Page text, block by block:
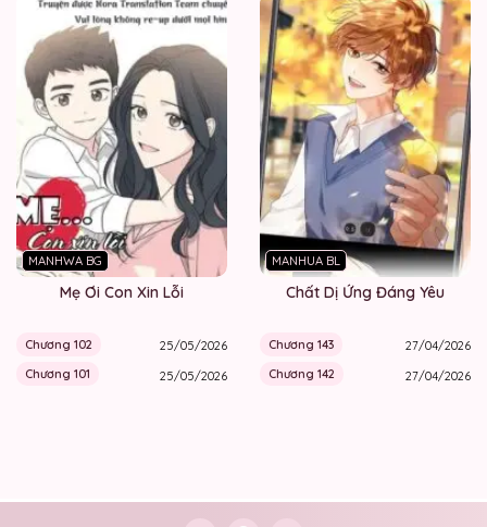
MANHWA BG
Mẹ Ơi Con Xin Lỗi
Chương 102
25/05/2026
Chương 101
25/05/2026
MANHUA BL
Chất Dị Ứng Đáng Yêu
Chương 143
27/04/2026
Chương 142
27/04/2026